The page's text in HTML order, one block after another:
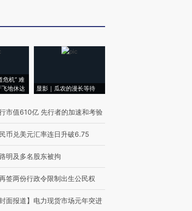
危机” 难
飞地休达
显影｜瓜农的漫长等待
市值610亿 先行者的加速和考验
币兑美元汇率连日升破6.75
明及多名股东被拘
签两份行政令限制出生公民权
封面报道】电力现货市场元年突进